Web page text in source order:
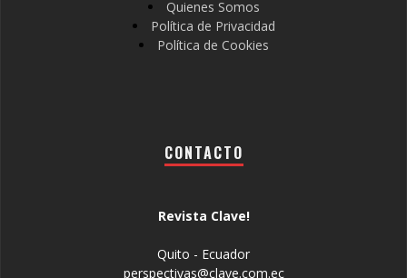
Quienes Somos
Política de Privacidad
Política de Cookies
CONTACTO
Revista Clave!
Quito - Ecuador
perspectivas@clave.com.ec